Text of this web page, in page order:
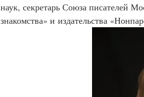
наук, секретарь Союза писателей
знакомства» и издательства